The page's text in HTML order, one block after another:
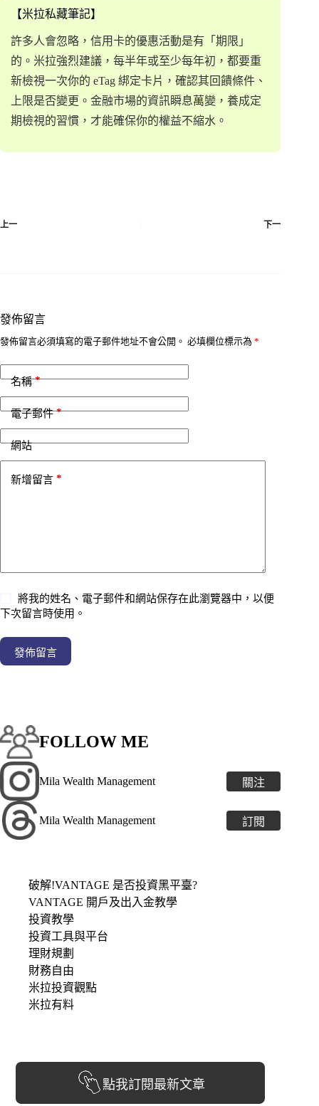
【米拉私藏筆記】
許多人會忽略，信用卡的優惠活動是有「期限」
的。米拉強烈建議，每半年或至少每年初，都要重
新檢視一次你的 eTag 綁定卡片，確認其回饋條件、
上限是否變更。金融市場的資訊瞬息萬變，養成定
期檢視的習慣，才能確保你的權益不縮水。
上一 下一
發佈留言
發佈留言必須填寫的電子郵件地址不會公開。 必填欄位標示為 *
名稱*
電子郵件*
網站
新增留言 *
將我的姓名、電子郵件和網站保存在此瀏覽器中，以便
下次留言時使用。
發佈留言
FOLLOW ME
Mila Wealth Management 關注
Mila Wealth Management 訂閱
破解!VANTAGE 是否投資黑平臺?
VANTAGE 開戶及出入金教學
投資教學
投資工具與平台
理財規劃
財務自由
米拉投資觀點
米拉有料
點我訂閱最新文章